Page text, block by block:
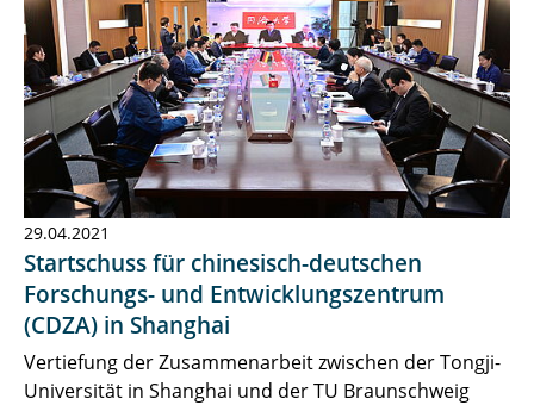
29.04.2021
Startschuss für chinesisch-deutschen
Forschungs- und Entwicklungszentrum
(CDZA) in Shanghai
Vertiefung der Zusammenarbeit zwischen der Tongji-
Universität in Shanghai und der TU Braunschweig